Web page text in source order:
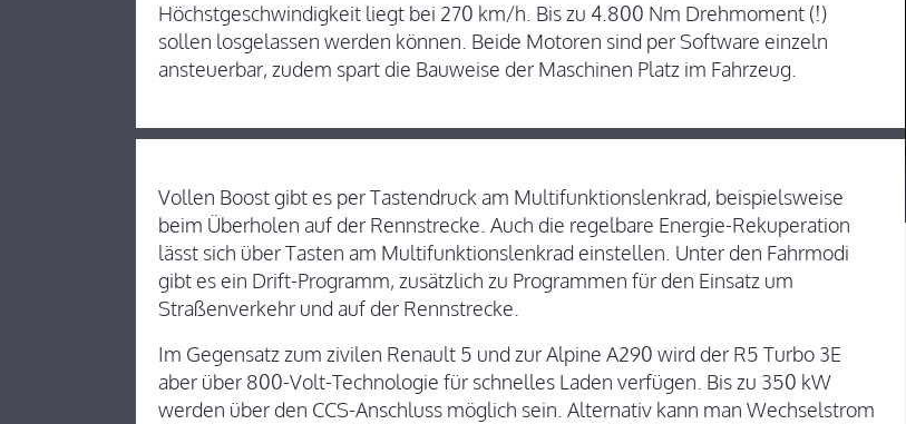
Höchstgeschwindigkeit liegt bei 270 km/h. Bis zu 4.800 Nm Drehmoment (!)
sollen losgelassen werden können. Beide Motoren sind per Software einzeln
ansteuerbar, zudem spart die Bauweise der Maschinen Platz im Fahrzeug.
Vollen Boost gibt es per Tastendruck am Multifunktionslenkrad, beispielsweise
beim Überholen auf der Rennstrecke. Auch die regelbare Energie-Rekuperation
lässt sich über Tasten am Multifunktionslenkrad einstellen. Unter den Fahrmodi
gibt es ein Drift-Programm, zusätzlich zu Programmen für den Einsatz um
Straßenverkehr und auf der Rennstrecke.
Im Gegensatz zum zivilen Renault 5 und zur Alpine A290 wird der R5 Turbo 3E
aber über 800-Volt-Technologie für schnelles Laden verfügen. Bis zu 350 kW
werden über den CCS-Anschluss möglich sein. Alternativ kann man Wechselstrom